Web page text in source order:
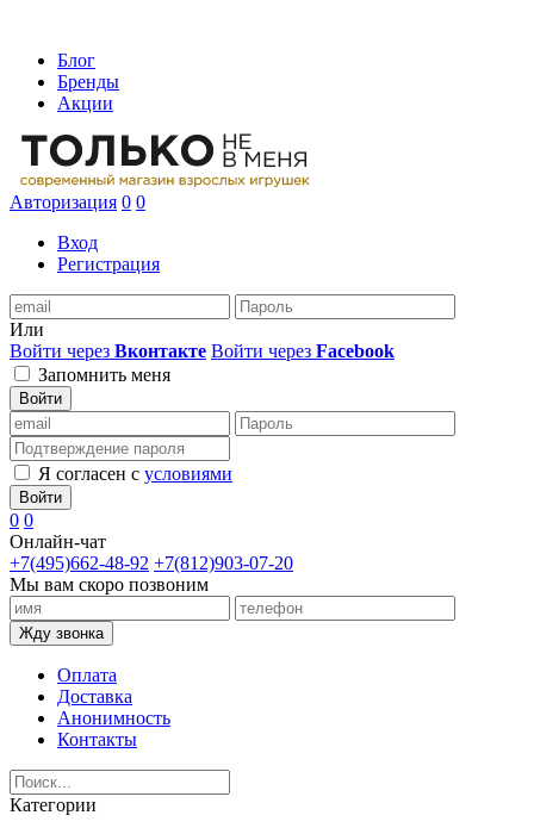
Блог
Бренды
Акции
Авторизация 0 0
Вход
Регистрация
Или
Войти через Вконтакте Войти через Facebook
Запомнить меня
Войти
Я согласен с условиями
Войти
0 0
Онлайн-чат
+7(495)662-48-92 +7(812)903-07-20
Мы вам скоро позвоним
Жду звонка
Оплата
Доставка
Анонимность
Контакты
Категории